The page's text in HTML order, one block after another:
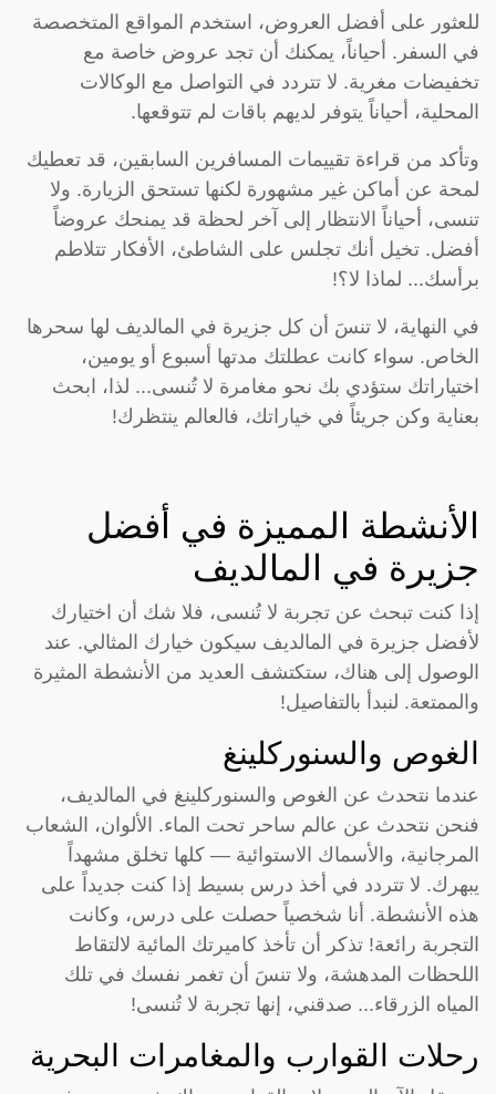
للعثور على أفضل العروض، استخدم المواقع المتخصصة
في السفر. أحياناً، يمكنك أن تجد عروض خاصة مع
تخفيضات مغرية. لا تتردد في التواصل مع الوكالات
المحلية، أحياناً يتوفر لديهم باقات لم تتوقعها.
وتأكد من قراءة تقييمات المسافرين السابقين، قد تعطيك
لمحة عن أماكن غير مشهورة لكنها تستحق الزيارة. ولا
تنسى، أحياناً الانتظار إلى آخر لحظة قد يمنحك عروضاً
أفضل. تخيل أنك تجلس على الشاطئ، الأفكار تتلاطم
برأسك... لماذا لا؟!
في النهاية، لا تنسَ أن كل جزيرة في المالديف لها سحرها
الخاص. سواء كانت عطلتك مدتها أسبوع أو يومين،
اختياراتك ستؤدي بك نحو مغامرة لا تُنسى... لذا، ابحث
بعناية وكن جريئاً في خياراتك، فالعالم ينتظرك!
الأنشطة المميزة في أفضل
جزيرة في المالديف
إذا كنت تبحث عن تجربة لا تُنسى، فلا شك أن اختيارك
لأفضل جزيرة في المالديف سيكون خيارك المثالي. عند
الوصول إلى هناك، ستكتشف العديد من الأنشطة المثيرة
والممتعة. لنبدأ بالتفاصيل!
الغوص والسنوركلينغ
عندما نتحدث عن الغوص والسنوركلينغ في المالديف،
فنحن نتحدث عن عالم ساحر تحت الماء. الألوان، الشعاب
المرجانية، والأسماك الاستوائية — كلها تخلق مشهداً
يبهرك. لا تتردد في أخذ درس بسيط إذا كنت جديداً على
هذه الأنشطة. أنا شخصياً حصلت على درس، وكانت
التجربة رائعة! تذكر أن تأخذ كاميرتك المائية لالتقاط
اللحظات المدهشة، ولا تنسَ أن تغمر نفسك في تلك
المياه الزرقاء... صدقني، إنها تجربة لا تُنسى!
رحلات القوارب والمغامرات البحرية